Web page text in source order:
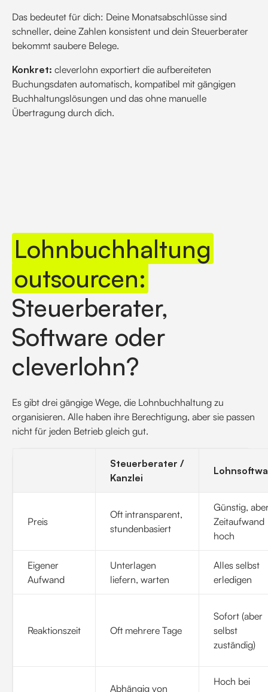
Das bedeutet für dich: Deine Monatsabschlüsse sind
schneller, deine Zahlen konsistent und dein Steuerberater
bekommt saubere Belege.
Konkret: cleverlohn exportiert die aufbereiteten
Buchungsdaten automatisch, kompatibel mit gängigen
Buchhaltungslösungen und das ohne manuelle
Übertragung durch dich.
Lohnbuchhaltung
outsourcen:
Steuerberater,
Software oder
cleverlohn?
Es gibt drei gängige Wege, die Lohnbuchhaltung zu
organisieren. Alle haben ihre Berechtigung, aber sie passen
nicht für jeden Betrieb gleich gut.
Steuerberater /
Kanzlei
Preis
Oft intransparent,
stundenbasiert
Günstig,
Zeitaufwand
hoch
Eigener
Aufwand
Unterlagen
liefern, warten
Alles selbst
erledigen
Reaktionszeit Oft mehrere Tage
Sofort (aber
selbst
zuständig)
Abhängig von
Hoch bei